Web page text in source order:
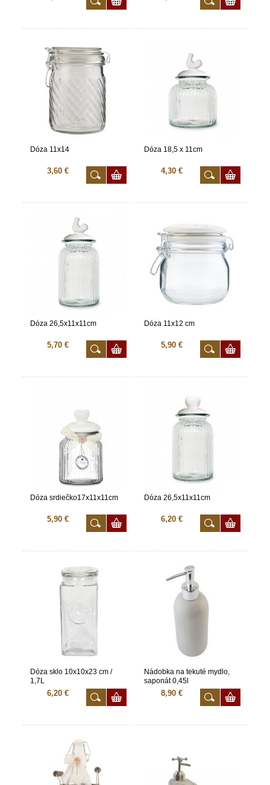
Dóza 11x14
3,60 €
Dóza 18,5 x 11cm
4,30 €
Dóza 26,5x11x11cm
5,70 €
Dóza 11x12 cm
5,90 €
Dóza srdiečko17x11x11cm
5,90 €
Dóza 26,5x11x11cm
6,20 €
Dóza sklo 10x10x23 cm /
1,7L
6,20 €
Nádobka na tekuté mydlo,
saponát 0,45l
8,90 €